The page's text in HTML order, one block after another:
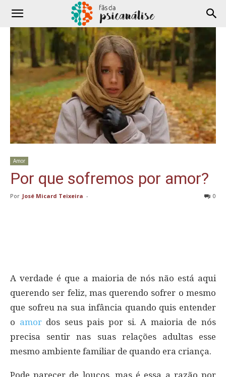
Amor
Por que sofremos por amor?
Por José Micard Teixeira - 0
A verdade é que a maioria de nós não está aqui
querendo ser feliz, mas querendo sofrer o mesmo
que sofreu na sua infância quando quis entender
o amordos seus pais por si. A maioria de nós
precisa sentir nas suas relações adultas esse
mesmo ambiente familiar de quando era criança.